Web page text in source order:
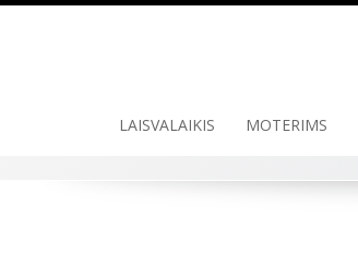
LAISVALAIKIS MOTERIMS